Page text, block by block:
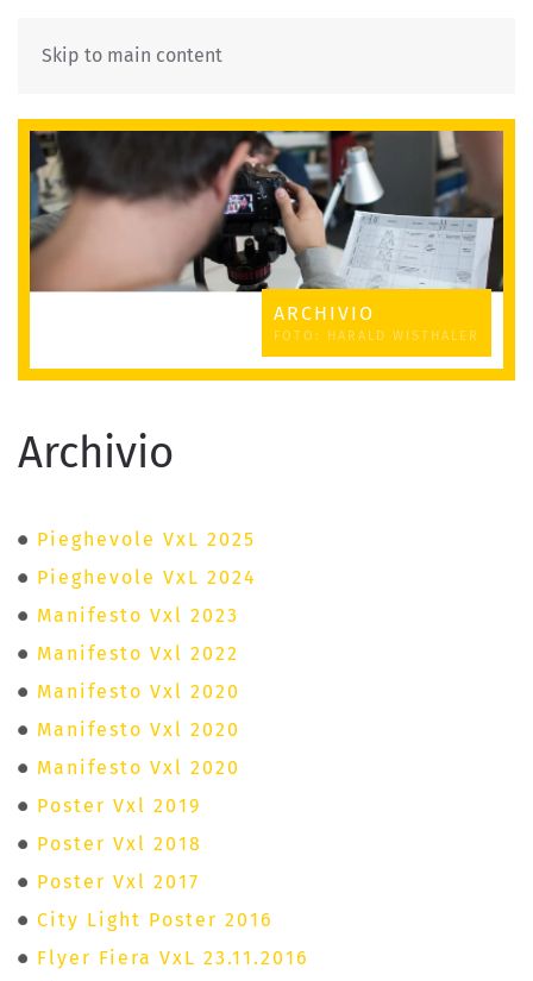
Skip to main content
ARCHIVIO
FOTO: HARALD WISTHALER
Archivio
Pieghevole VxL 2025
Pieghevole VxL 2024
Manifesto Vxl 2023
Manifesto Vxl 2022
Manifesto Vxl 2020
Manifesto Vxl 2020
Manifesto Vxl 2020
Poster Vxl 2019
Poster Vxl 2018
Poster Vxl 2017
City Light Poster 2016
Flyer Fiera VxL 23.11.2016